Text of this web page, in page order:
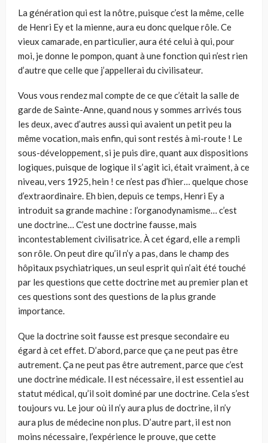
La génération qui est la nôtre, puisque c’est la même, celle
de Henri Ey et la mienne, aura eu donc quelque rôle. Ce
vieux camarade, en particulier, aura été celui à qui, pour
moi, je donne le pompon, quant à une fonction qui n’est rien
d’autre que celle que j’appellerai du civilisateur.
Vous vous rendez mal compte de ce que c’était la salle de
garde de Sainte-Anne, quand nous y sommes arrivés tous
les deux, avec d’autres aussi qui avaient un petit peu la
même vocation, mais enfin, qui sont restés à mi-route ! Le
sous-développement, si je puis dire, quant aux dispositions
logiques, puisque de logique il s’agit ici, était vraiment, à ce
niveau, vers 1925, hein ! ce n’est pas d’hier… quelque chose
d’extraordinaire. Eh bien, depuis ce temps, Henri Ey a
introduit sa grande machine : l’organodynamisme… c’est
une doctrine… C’est une doctrine fausse, mais
incontestablement civilisatrice. À cet égard, elle a rempli
son rôle. On peut dire qu’il n’y a pas, dans le champ des
hôpitaux psychiatriques, un seul esprit qui n’ait été touché
par les questions que cette doctrine met au premier plan et
ces questions sont des questions de la plus grande
importance.
Que la doctrine soit fausse est presque secondaire eu
égard à cet effet. D’abord, parce que ça ne peut pas être
autrement. Ça ne peut pas être autrement, parce que c’est
une doctrine médicale. Il est nécessaire, il est essentiel au
statut médical, qu’il soit dominé par une doctrine. Cela s’est
toujours vu. Le jour où il n’y aura plus de doctrine, il n’y
aura plus de médecine non plus. D’autre part, il est non
moins nécessaire, l’expérience le prouve, que cette